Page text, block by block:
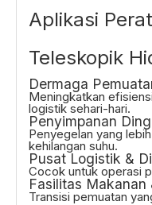
Aplikasi
Teleskopik
Dermaga
Meningkatkan
logistik sehari-hari.
Penyimpanan
Penyegelan yang
kehilangan suhu.
Pusat Logistik &
Cocok untuk operasi
Fasilitas Makanan
Transisi pemuatan